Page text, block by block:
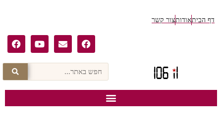
דף הביתאודותצור קשר